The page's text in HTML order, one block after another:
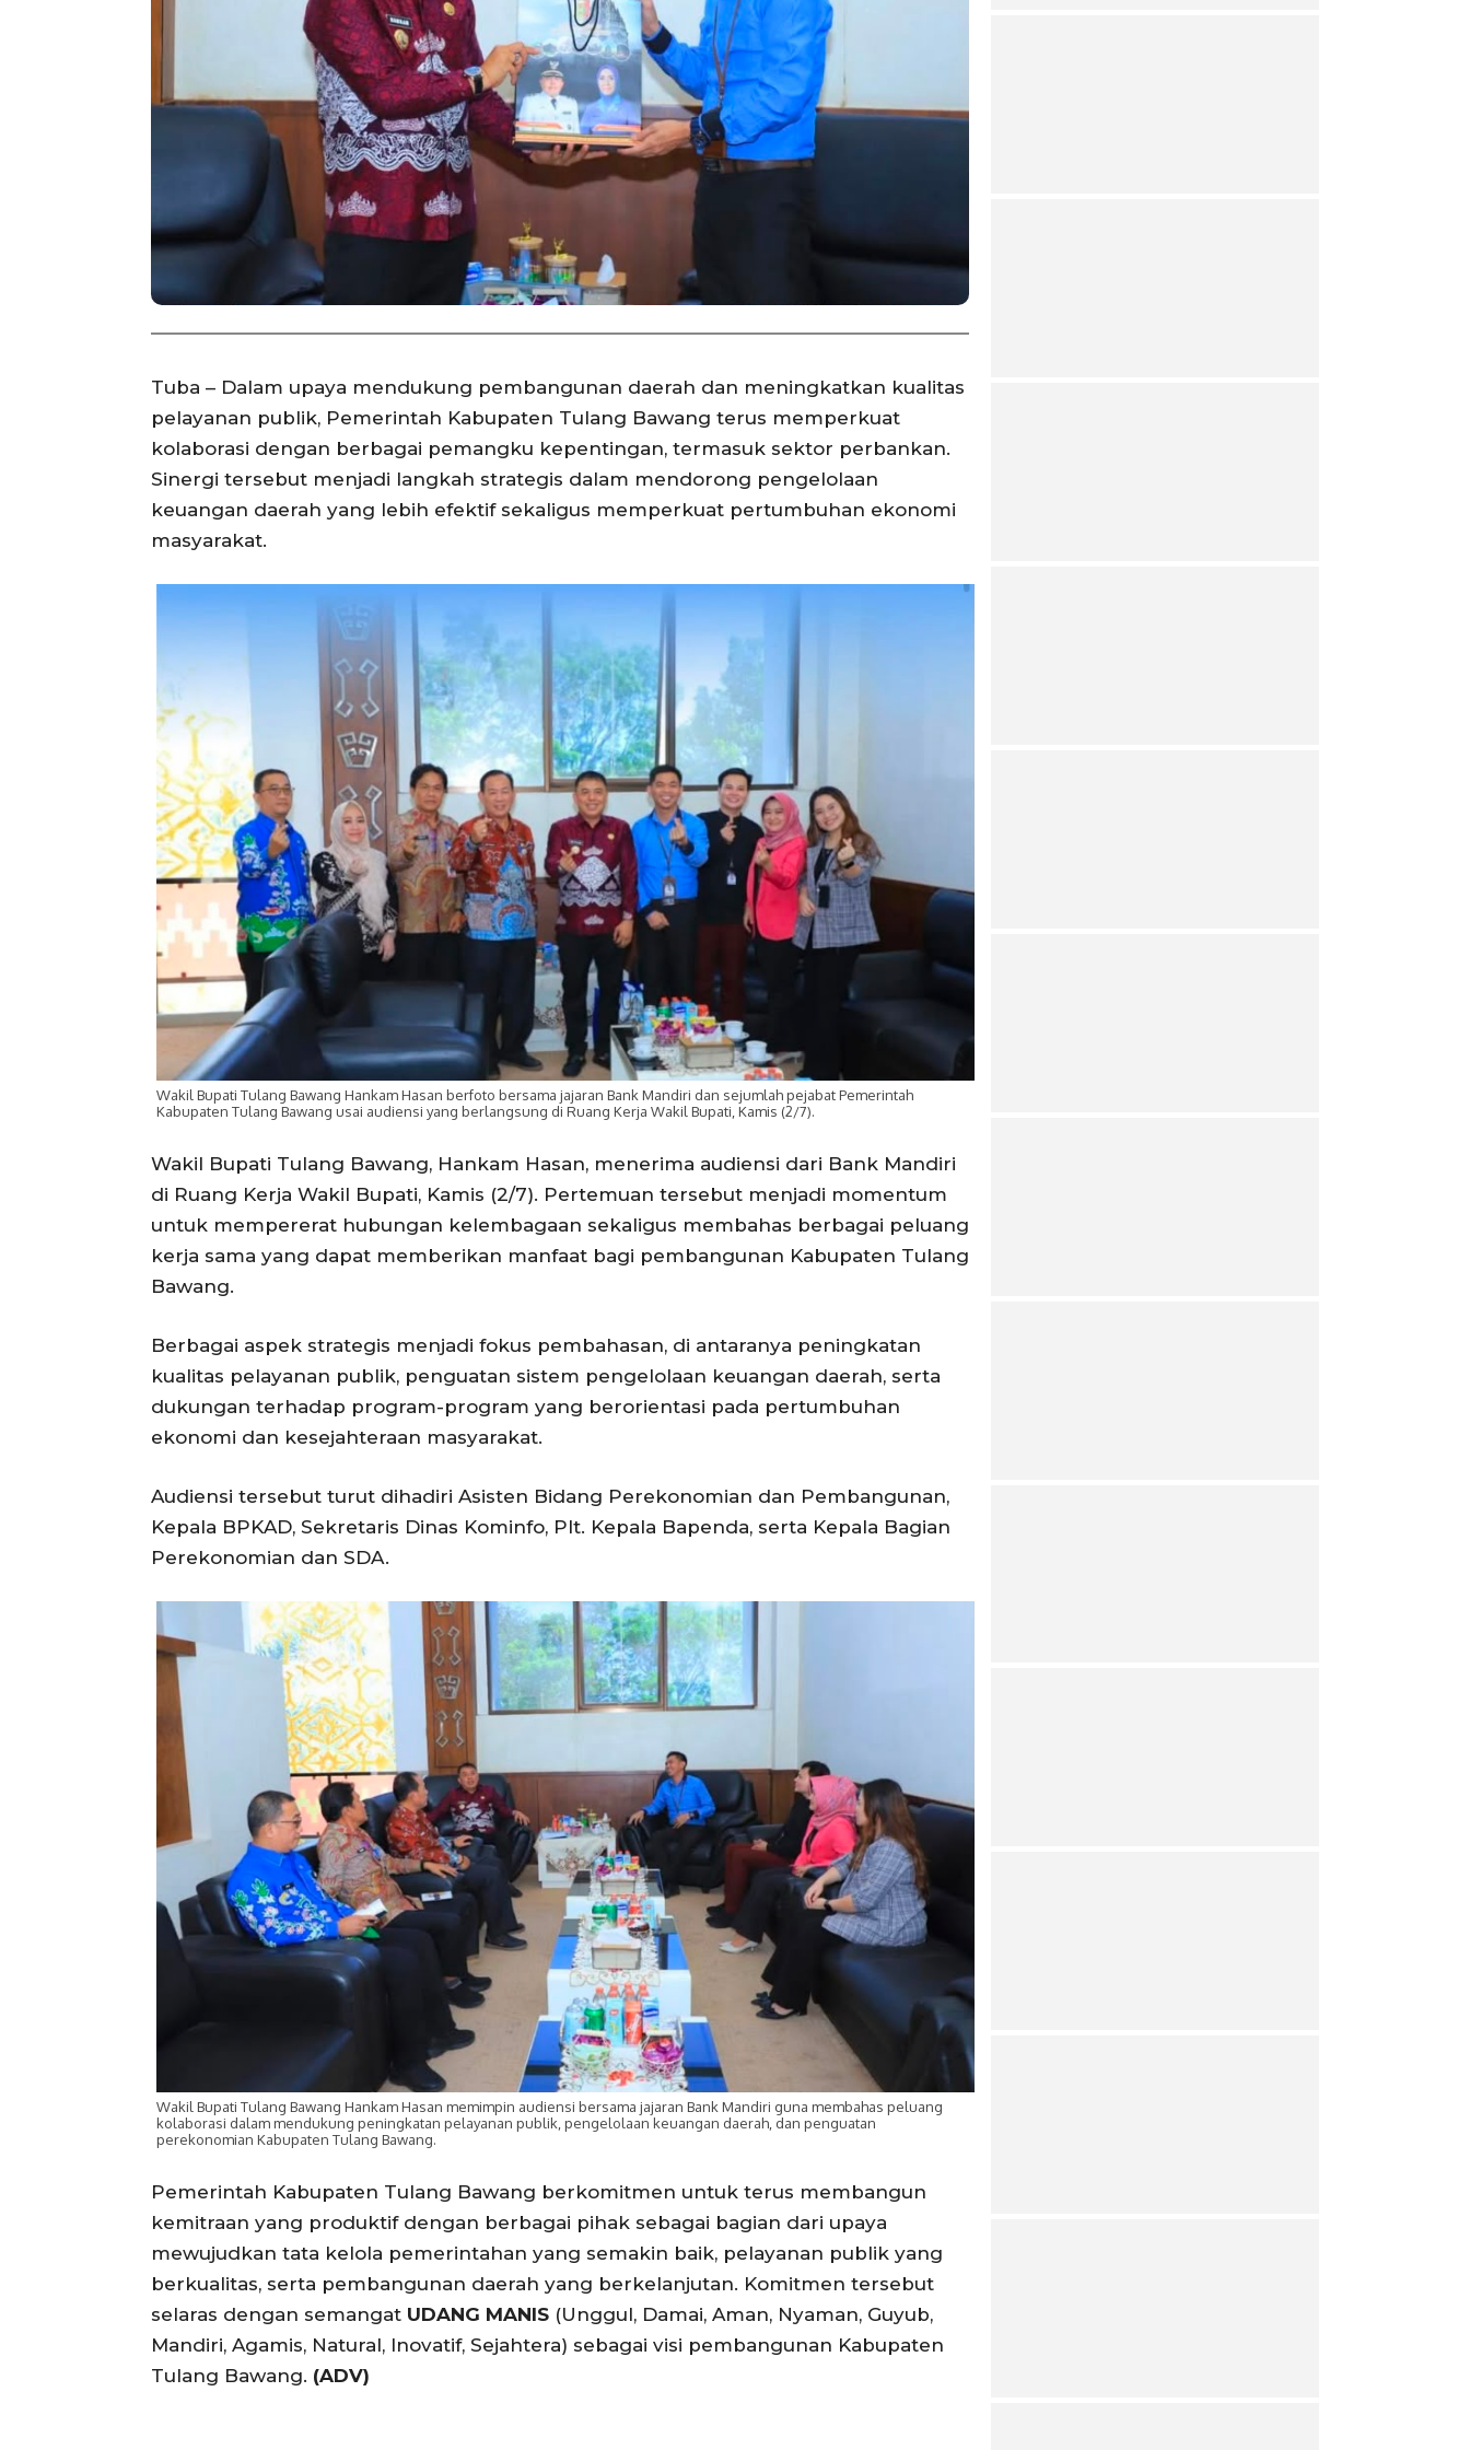
Tuba – Dalam upaya mendukung pembangunan daerah dan meningkatkan kualitas
pelayanan publik, Pemerintah Kabupaten Tulang Bawang terus memperkuat
kolaborasi dengan berbagai pemangku kepentingan, termasuk sektor perbankan.
Sinergi tersebut menjadi langkah strategis dalam mendorong pengelolaan
keuangan daerah yang lebih efektif sekaligus memperkuat pertumbuhan ekonomi
masyarakat.
Wakil Bupati Tulang Bawang Hankam Hasan berfoto bersama jajaran Bank Mandiri dan sejumlah pejabat Pemerintah
Kabupaten Tulang Bawang usai audiensi yang berlangsung di Ruang Kerja Wakil Bupati, Kamis (2/7).
Wakil Bupati Tulang Bawang, Hankam Hasan, menerima audiensi dari Bank Mandiri
di Ruang Kerja Wakil Bupati, Kamis (2/7). Pertemuan tersebut menjadi momentum
untuk mempererat hubungan kelembagaan sekaligus membahas berbagai peluang
kerja sama yang dapat memberikan manfaat bagi pembangunan Kabupaten Tulang
Bawang.
Berbagai aspek strategis menjadi fokus pembahasan, di antaranya peningkatan
kualitas pelayanan publik, penguatan sistem pengelolaan keuangan daerah, serta
dukungan terhadap program-program yang berorientasi pada pertumbuhan
ekonomi dan kesejahteraan masyarakat.
Audiensi tersebut turut dihadiri Asisten Bidang Perekonomian dan Pembangunan,
Kepala BPKAD, Sekretaris Dinas Kominfo, Plt. Kepala Bapenda, serta Kepala Bagian
Perekonomian dan SDA.
Wakil Bupati Tulang Bawang Hankam Hasan memimpin audiensi bersama jajaran Bank Mandiri guna membahas peluang
kolaborasi dalam mendukung peningkatan pelayanan publik, pengelolaan keuangan daerah, dan penguatan
perekonomian Kabupaten Tulang Bawang.
Pemerintah Kabupaten Tulang Bawang berkomitmen untuk terus membangun
kemitraan yang produktif dengan berbagai pihak sebagai bagian dari upaya
mewujudkan tata kelola pemerintahan yang semakin baik, pelayanan publik yang
berkualitas, serta pembangunan daerah yang berkelanjutan. Komitmen tersebut
selaras dengan semangat UDANG MANIS (Unggul, Damai, Aman, Nyaman, Guyub,
Mandiri, Agamis, Natural, Inovatif, Sejahtera) sebagai visi pembangunan Kabupaten
Tulang Bawang. (ADV)